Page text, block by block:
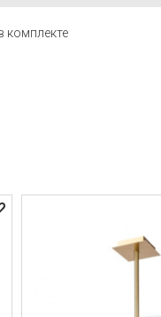
комплекте